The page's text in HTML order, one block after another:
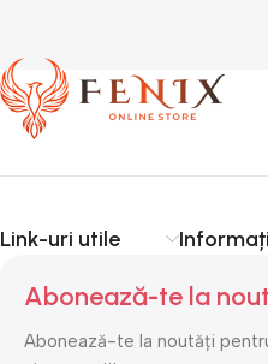
Link-uri utile
Abonează-te la
Abonează-te la noutăți